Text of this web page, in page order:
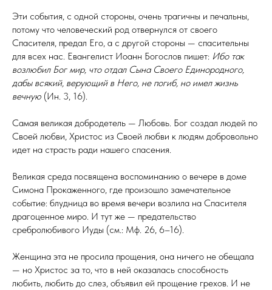
Эти события, с одной стороны, очень трагичны и печальны,
потому что человеческий род отвернулся от своего
Спасителя, предал Его, а с другой стороны — спасительны
для всех нас. Евангелист Иоанн Богослов пишет: Ибо так
возлюбил Бог мир, что отдал Сына Своего Единородного,
дабы всякий, верующий в Него, не погиб, но имел жизнь
вечную (Ин. 3, 16).
Самая великая добродетель — Любовь. Бог создал людей по
Своей любви, Христос из Своей любви к людям добровольно
идет на страсть ради нашего спасения.
Великая среда посвящена воспоминанию о вечере в доме
Симона Прокаженного, где произошло замечательное
событие: блудница во время вечери возлила на Спасителя
драгоценное миро. И тут же — предательство
сребролюбивого Иуды (см.: Мф. 26, 6–16).
Женщина эта не просила прощения, она ничего не обещала
— но Христос за то, что в ней оказалась способность
любить, любить до слез, объявил ей прощение грехов. И не